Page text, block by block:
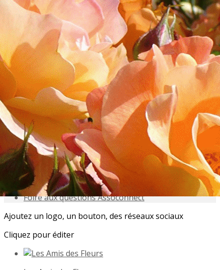
Menu
<
>
Accueil
Présentation
Activités
Adhésions
Évènements à venir
Agenda
Souvenez-vous
Inscriptions aux Sorties
Galeries photo
Partenaires et Amis
Conseils du jardinier
Documentation
Foire aux questions Assoconnect
Ajoutez un logo, un bouton, des réseaux sociaux
Cliquez pour éditer